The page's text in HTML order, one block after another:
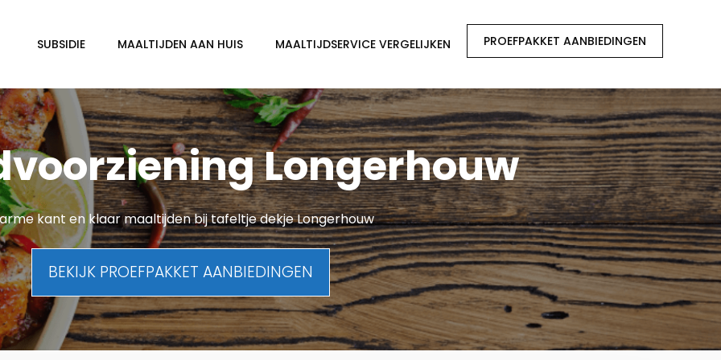
SUBSIDIE MAALTIJDEN AAN HUIS MAALTIJDSERVICE VERGELIJKEN PROEFPAKKET AANBIEDINGEN
Longerhouw
kant en klaar maaltijden bij tafeltje dekje Longerhouw
BEKIJK PROEFPAKKET AANBIEDINGEN